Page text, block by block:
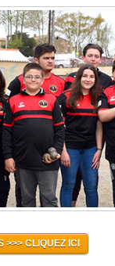
>>> CLIQUEZ ICI